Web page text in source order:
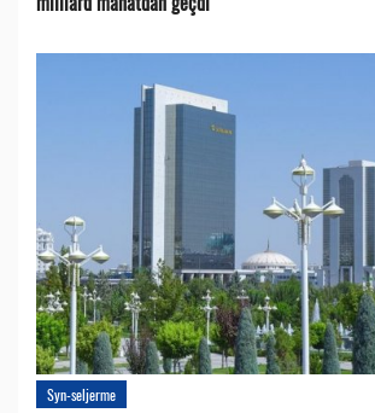
Syn-seljerme